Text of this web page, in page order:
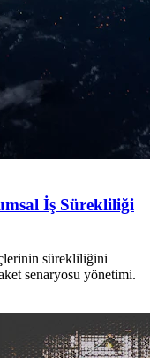
İş Sürekliliği
sürekliliğini
senaryosu yönetimi.